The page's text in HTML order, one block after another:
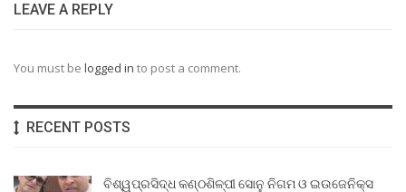
LEAVE A REPLY
You must be logged in to post a comment.
RECENT POSTS
ବିଶ୍ୱପ୍ରସିଦ୍ଧ କଣ୍ଠଶିଳ୍ପୀ ସୋନୁ ନିଗମ ଓ ଇଉଜେନିକ୍ସ